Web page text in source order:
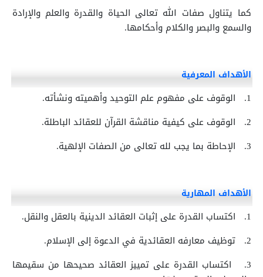
كما يتناول صفات الله تعالى الحياة والقدرة والعلم والإرادة
والسمع والبصر والكلام وأحكامها.
الأهداف المعرفية
1.
الوقوف على مفهوم علم التوحيد وأهميته ونشأته.
2.
الوقوف على كيفية مناقشة القرآن للعقائد الباطلة.
3.
الإحاطة بما يجب لله تعالى من الصفات الإلهية.
الأهداف المهارية
1.
اكتساب القدرة على إثبات العقائد الدينية بالعقل والنقل.
2.
توظيف معارفه العقائدية في الدعوة إلى الإسلام.
3.
اكتساب القدرة على تمييز العقائد صحيحها من سقيمها